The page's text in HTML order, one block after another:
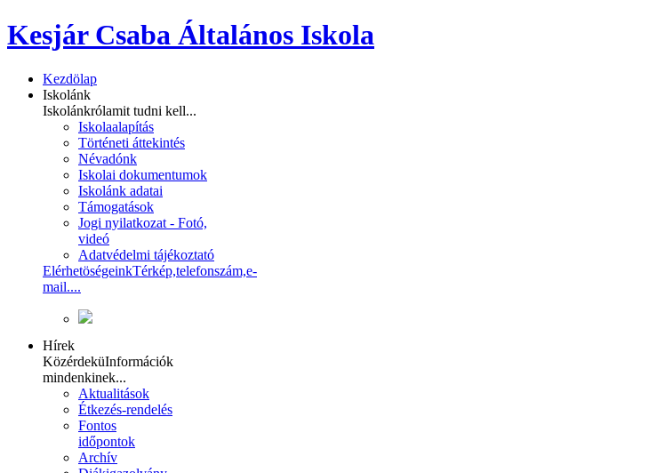
Kesjár Csaba Általános Iskola
Kezdölap
Iskolánk
Iskolánkrólamit tudni kell...
Iskolaalapítás
Történeti áttekintés
Névadónk
Iskolai dokumentumok
Iskolánk adatai
Támogatások
Jogi nyilatkozat - Fotó,
videó
Adatvédelmi tájékoztató
ElérhetöségeinkTérkép,telefonszám,e-
mail....
Hírek
KözérdeküInformációk
mindenkinek...
Aktualitások
Étkezés-rendelés
Fontos
időpontok
Archív